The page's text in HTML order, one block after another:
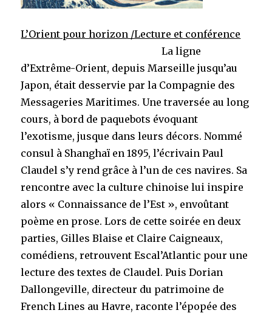
L’Orient pour horizon /Lecture et conférence
La ligne
d’Extrême-Orient, depuis Marseille jusqu’au
Japon, était desservie par la Compagnie des
Messageries Maritimes. Une traversée au long
cours, à bord de paquebots évoquant
l’exotisme, jusque dans leurs décors. Nommé
consul à Shanghaï en 1895, l’écrivain Paul
Claudel s’y rend grâce à l’un de ces navires. Sa
rencontre avec la culture chinoise lui inspire
alors « Connaissance de l’Est », envoûtant
poème en prose. Lors de cette soirée en deux
parties, Gilles Blaise et Claire Caigneaux,
comédiens, retrouvent Escal’Atlantic pour une
lecture des textes de Claudel. Puis Dorian
Dallongeville, directeur du patrimoine de
French Lines au Havre, raconte l’épopée des